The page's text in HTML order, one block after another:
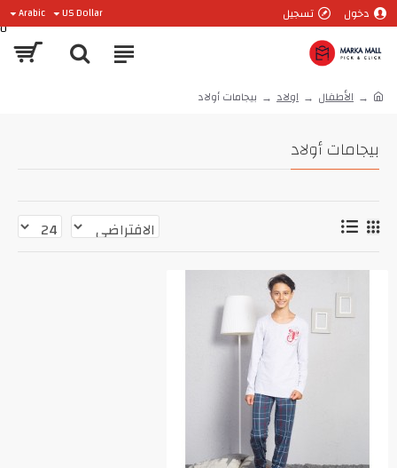
دخول تسجيل US Dollar
Arabic
0
الأطفال اولاد بيجامات أولاد
بيجامات أولاد